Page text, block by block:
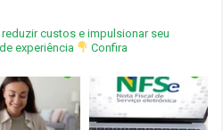
custos e impulsionar seu
experiência Confira